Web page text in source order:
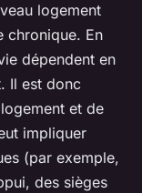
logement
chronique. En
dépendent en
Il est donc
et de
impliquer
(par exemple,
des sièges